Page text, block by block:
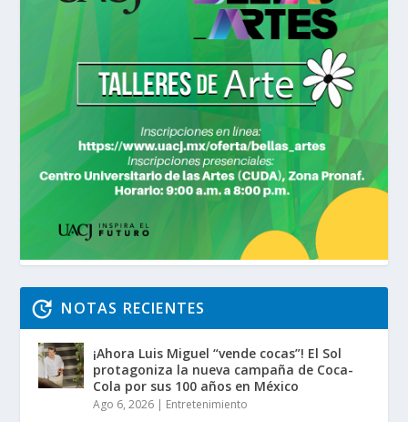
NOTAS RECIENTES
¡Ahora Luis Miguel “vende cocas”! El Sol
protagoniza la nueva campaña de Coca-
Cola por sus 100 años en México
Ago 6, 2026 | Entretenimiento